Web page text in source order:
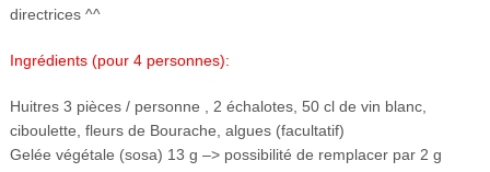
directrices ^^
Ingrédients (pour 4 personnes):
Huitres 3 pièces / personne , 2 échalotes, 50 cl de vin blanc,
ciboulette, fleurs de Bourache, algues (facultatif)
Gelée végétale (sosa) 13 g –> possibilité de remplacer par 2 g